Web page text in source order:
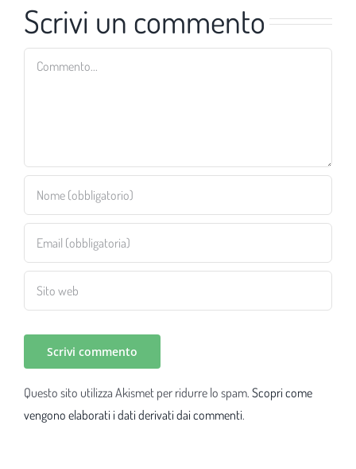
Scrivi un commento
Commento
Questo sito utilizza Akismet per ridurre lo spam. Scopri come
vengono elaborati i dati derivati dai commenti.